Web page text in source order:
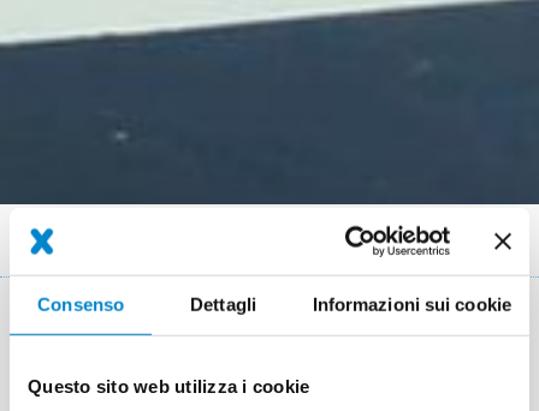
Consenso Dettagli Informazioni sui cookie
Questo sito web utilizza i cookie
Briciole
di
pane
Neubau Parkhaus „Am Dom“ Worms
Luogo Worms
Sistema Triflex ProPark